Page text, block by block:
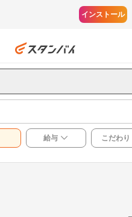
インストール
給与 こだわり